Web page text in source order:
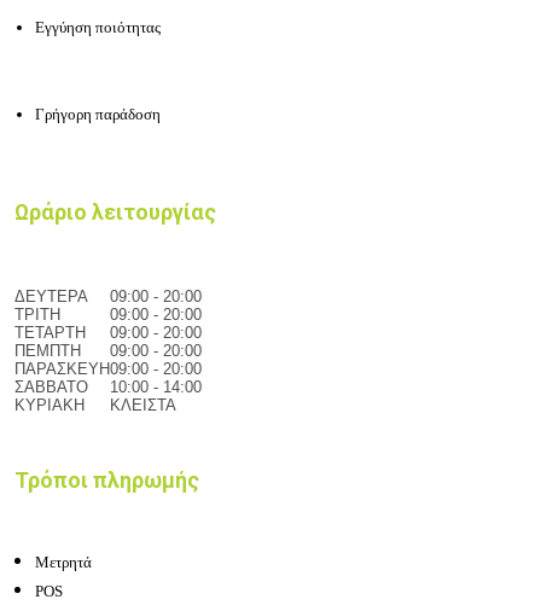
Εγγύηση ποιότητας
Γρήγορη παράδοση
Ωράριο λειτουργίας
ΔΕΥΤΕΡΑ
09:00 - 20:00
ΤΡΙΤΗ
09:00 - 20:00
ΤΕΤΑΡΤΗ
09:00 - 20:00
ΠΕΜΠΤΗ
09:00 - 20:00
ΠΑΡΑΣΚΕΥΗ09:00 - 20:00
ΣΑΒΒΑΤΟ
10:00 - 14:00
ΚΥΡΙΑΚΗ
ΚΛΕΙΣΤΑ
Τρόποι πληρωμής
Μετρητά
POS